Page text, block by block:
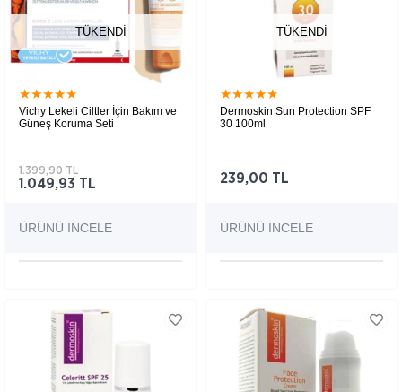
TÜKENDI
★★★★★
Vichy Lekeli Ciltler İçin Bakım ve
Güneş Koruma Seti
1.049,93 TL
1.399,90 TL
ÜRÜNÜ İNCELE
TÜKENDI
★★★★★
Dermoskin Sun Protection SPF
30 100ml
239,00 TL
ÜRÜNÜ İNCELE